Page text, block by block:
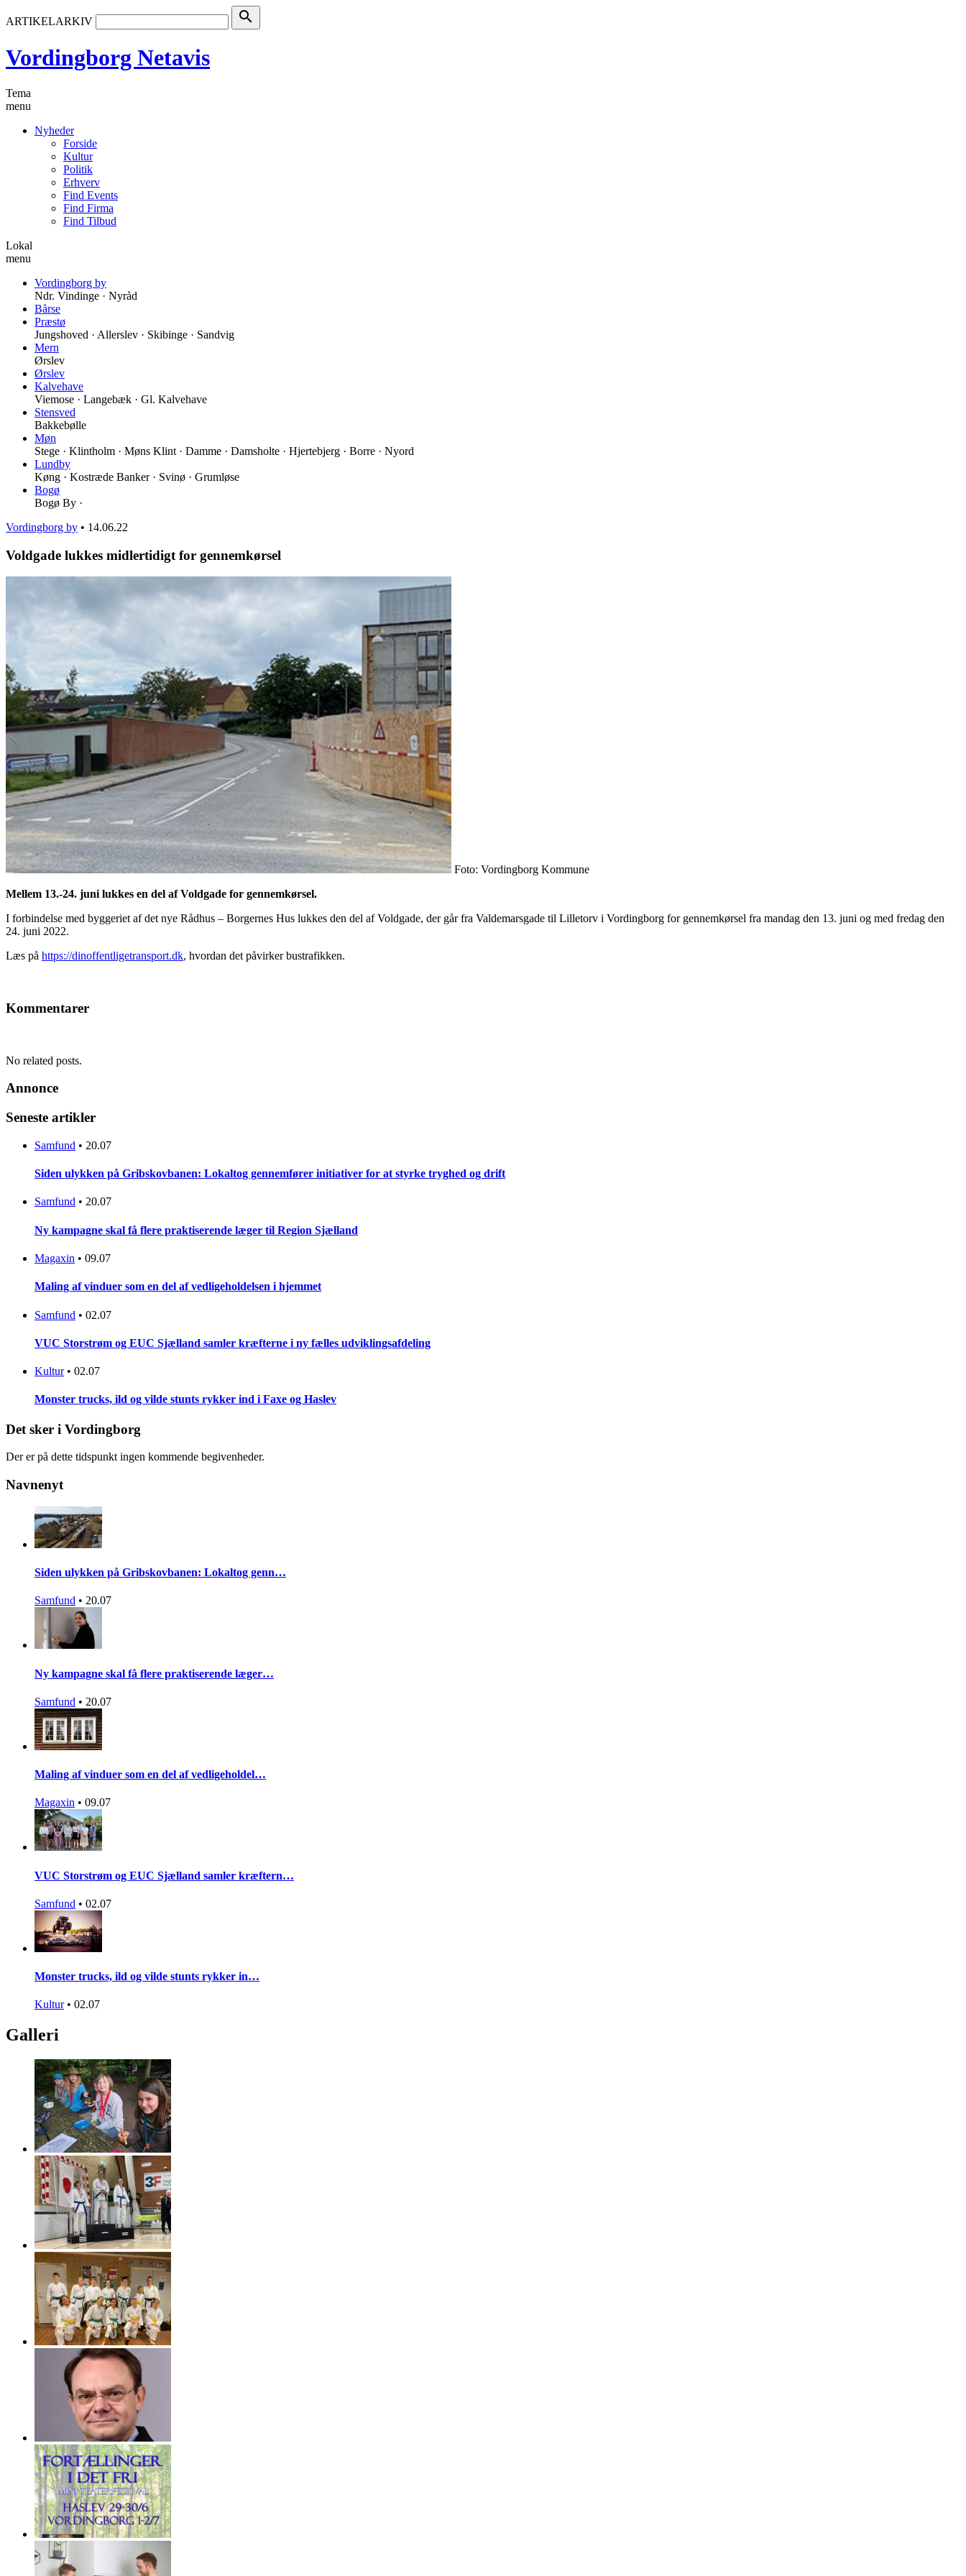
ARTIKELARKIV search
Vordingborg Netavis
Tema
menu
Nyheder
Forside
Kultur
Politik
Erhverv
Find Events
Find Firma
Find Tilbud
Lokal
menu
Vordingborg by
Ndr. Vindinge · Nyråd
Bårse
Præstø
Jungshoved · Allerslev · Skibinge · Sandvig
Mern
Ørslev
Ørslev
Kalvehave
Viemose · Langebæk · Gl. Kalvehave
Stensved
Bakkebølle
Møn
Stege · Klintholm · Møns Klint · Damme · Damsholte · Hjertebjerg · Borre · Nyord
Lundby
Køng · Kostræde Banker · Svinø · Grumløse
Bogø
Bogø By ·
Vordingborg by • 14.06.22
Voldgade lukkes midlertidigt for gennemkørsel
Foto: Vordingborg Kommune
Mellem 13.-24. juni lukkes en del af Voldgade for gennemkørsel.
I forbindelse med byggeriet af det nye Rådhus – Borgernes Hus lukkes den del af Voldgade, der går fra Valdemarsgade til Lilletorv i Vordingborg for gennemkørsel fra mandag den 13. juni og med fredag den
24. juni 2022.
Læs på https://dinoffentligetransport.dk, hvordan det påvirker bustrafikken.
Kommentarer
No related posts.
Annonce
Seneste artikler
Samfund • 20.07
Siden ulykken på Gribskovbanen: Lokaltog gennemfører initiativer for at styrke tryghed og drift
Samfund • 20.07
Ny kampagne skal få flere praktiserende læger til Region Sjælland
Magaxin • 09.07
Maling af vinduer som en del af vedligeholdelsen i hjemmet
Samfund • 02.07
VUC Storstrøm og EUC Sjælland samler kræfterne i ny fælles udviklingsafdeling
Kultur • 02.07
Monster trucks, ild og vilde stunts rykker ind i Faxe og Haslev
Det sker i Vordingborg
Der er på dette tidspunkt ingen kommende begivenheder.
Navnenyt
Siden ulykken på Gribskovbanen: Lokaltog genn…
Samfund • 20.07
Ny kampagne skal få flere praktiserende læger…
Samfund • 20.07
Maling af vinduer som en del af vedligeholdel…
Magaxin • 09.07
VUC Storstrøm og EUC Sjælland samler kræftern…
Samfund • 02.07
Monster trucks, ild og vilde stunts rykker in…
Kultur • 02.07
Galleri